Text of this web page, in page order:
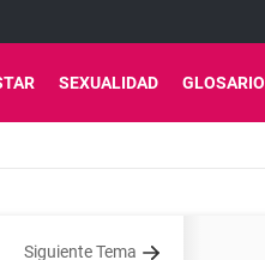
SEXUALIDAD GLOSARIO
Siguiente Tema